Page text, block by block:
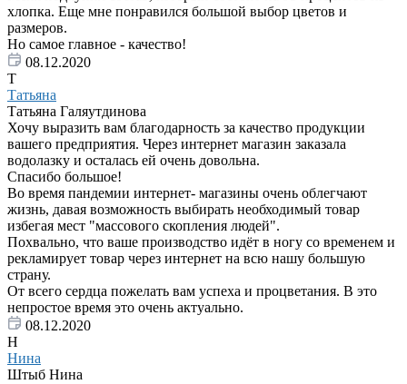
хлопка. Еще мне понравился большой выбор цветов и
размеров.
Но самое главное - качество!
08.12.2020
Т
Татьяна
Татьяна Галяутдинова
Хочу выразить вам благодарность за качество продукции
вашего предприятия. Через интернет магазин заказала
водолазку и осталась ей очень довольна.
Спасибо большое!
Во время пандемии интернет- магазины очень облегчают
жизнь, давая возможность выбирать необходимый товар
избегая мест "массового скопления людей".
Похвально, что ваше производство идёт в ногу со временем и
рекламирует товар через интернет на всю нашу большую
страну.
От всего сердца пожелать вам успеха и процветания. В это
непростое время это очень актуально.
08.12.2020
Н
Нина
Штыб Нина